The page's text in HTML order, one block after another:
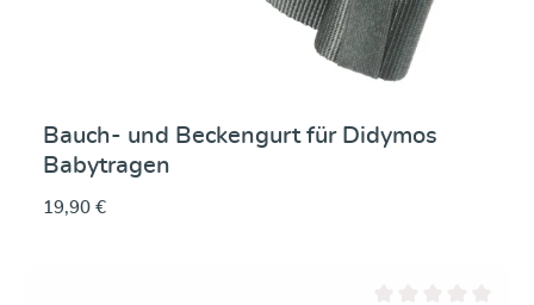
Bauch- und Beckengurt für Didymos
Babytragen
19,90 €